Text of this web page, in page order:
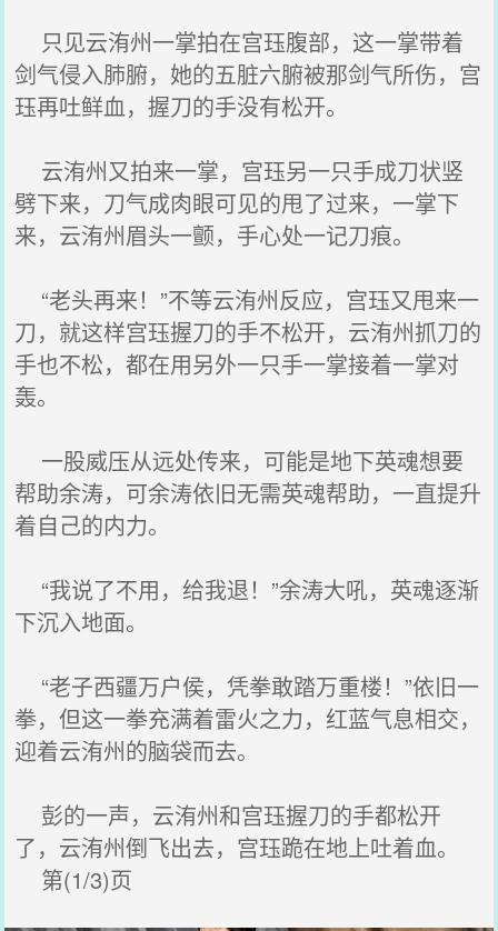
只见云洧州一掌拍在宫珏腹部，这一掌带着
剑气侵入肺腑，她的五脏六腑被那剑气所伤，宫
珏再吐鲜血，握刀的手没有松开。
云洧州又拍来一掌，宫珏另一只手成刀状竖
劈下来，刀气成肉眼可见的甩了过来，一掌下
来，云洧州眉头一颤，手心处一记刀痕。
“老头再来！”不等云洧州反应，宫珏又甩来一
刀，就这样宫珏握刀的手不松开，云洧州抓刀的
手也不松，都在用另外一只手一掌接着一掌对
轰。
一股威压从远处传来，可能是地下英魂想要
帮助余涛，可余涛依旧无需英魂帮助，一直提升
着自己的内力。
“我说了不用，给我退！”余涛大吼，英魂逐渐
下沉入地面。
“老子西疆万户侯，凭拳敢踏万重楼！”依旧一
拳，但这一拳充满着雷火之力，红蓝气息相交，
迎着云洧州的脑袋而去。
彭的一声，云洧州和宫珏握刀的手都松开
了，云洧州倒飞出去，宫珏跪在地上吐着血。
第(1/3)页